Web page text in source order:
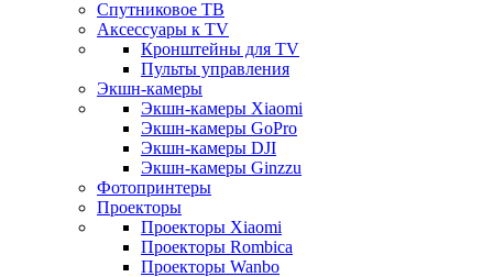
Спутниковое ТВ
Аксессуары к TV
Кронштейны для TV
Пульты управления
Экшн-камеры
Экшн-камеры Xiaomi
Экшн-камеры GoPro
Экшн-камеры DJI
Экшн-камеры Ginzzu
Фотопринтеры
Проекторы
Проекторы Xiaomi
Проекторы Rombica
Проекторы Wanbo